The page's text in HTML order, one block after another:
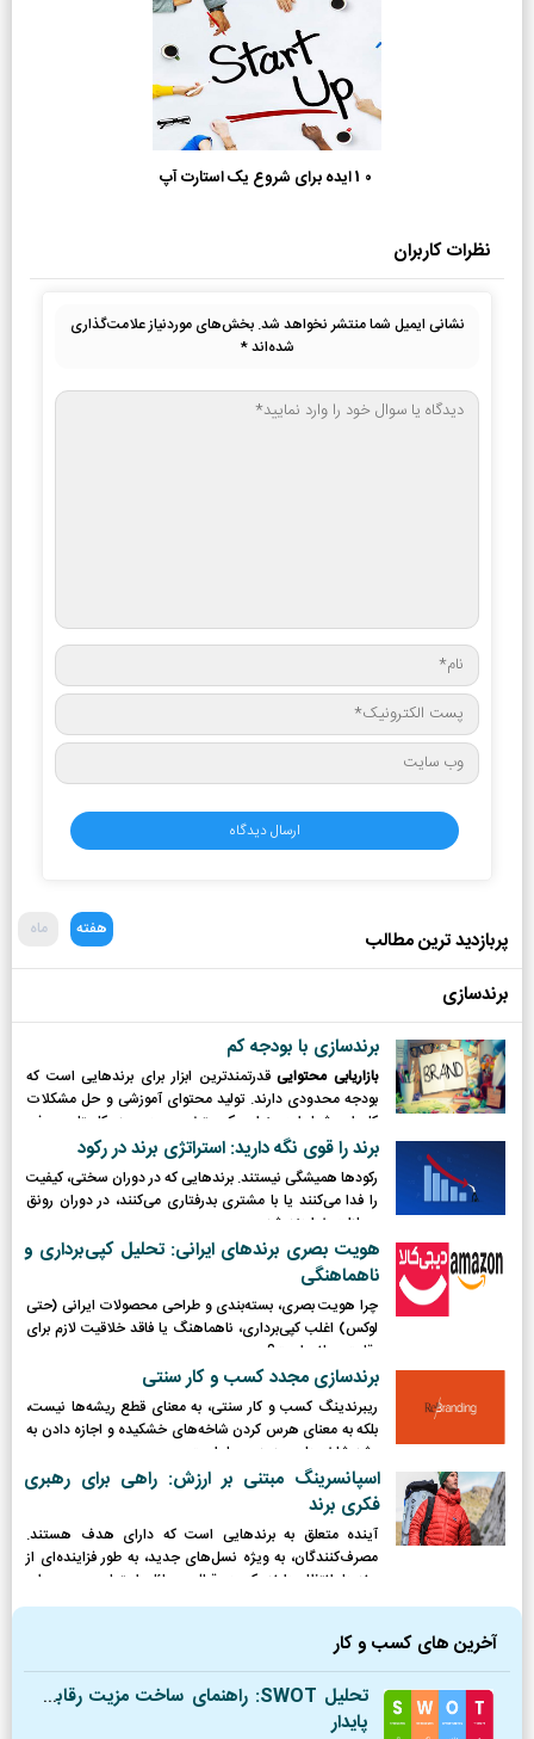
10 ایده برای شروع یک استارت آپ
نظرات کاربران
نشانی ایمیل شما منتشر نخواهد شد. بخش‌های موردنیاز علامت‌گذاری
شده‌اند*
پربازدید ترین مطالب هفته ماه
برندسازی
برندسازی با بودجه کم
بازاریابی محتواییقدرتمندترین ابزار برای برندهایی است که
بودجه محدودی دارند. تولید محتوای آموزشی و حل مشکلات
کاربران، شما را به عنوان یک متخصص در حوزه کاریتان معرفی
می‌کند.
برند را قوی نگه دارید: استراتژی برند در رکود
رکودها همیشگی نیستند. برندهایی که در دوران سختی، کیفیت
را فدا می‌کنند یا با مشتری بدرفتاری می‌کنند، در دوران رونق
مجازات خواهند شد.
هویت بصری برندهای ایرانی: تحلیل کپی‌برداری و
ناهماهنگی
چرا هویت بصری، بسته‌بندی و طراحی محصولات ایرانی (حتی
لوکس) اغلب کپی‌برداری، ناهماهنگ یا فاقد خلاقیت لازم برای
رقابت جهانی است؟
برندسازی مجدد کسب و کار سنتی
ریبرندینگ کسب و کار سنتی، به معنای قطع ریشه‌ها نیست،
بلکه به معنای هرس کردن شاخه‌های خشکیده و اجازه دادن به
رشد شاخه‌های جدید و پربار است.
اسپانسرینگ مبتنی بر ارزش: راهی برای رهبری
فکری برند
آینده متعلق به برندهایی است که دارای هدف هستند.
مصرف‌کنندگان، به ویژه نسل‌های جدید، به طور فزاینده‌ای از
برندها انتظار دارند که در قبال مسائل اجتماعی و محیطی
موضع‌گیری کرده و نقش فعالی ایفا کنند.
آخرین های کسب و کار
تحلیل SWOT: راهنمای ساخت مزیت رقابتی
پایدار